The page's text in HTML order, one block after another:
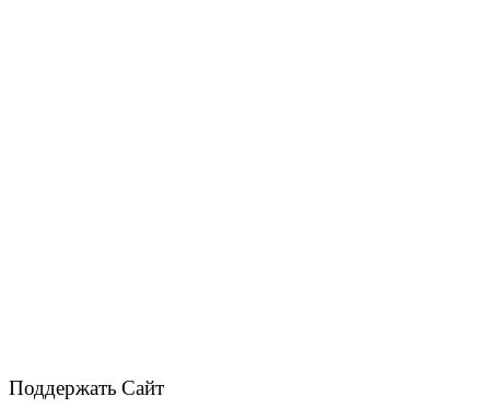
Поддержать Сайт